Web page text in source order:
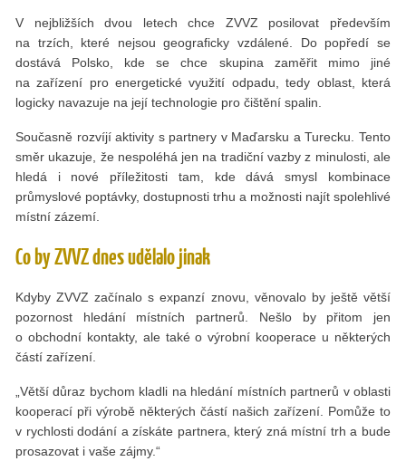
V nejbližších dvou letech chce ZVVZ posilovat především
na trzích, které nejsou geograficky vzdálené. Do popředí se
dostává Polsko, kde se chce skupina zaměřit mimo jiné
na zařízení pro energetické využití odpadu, tedy oblast, která
logicky navazuje na její technologie pro čištění spalin.
Současně rozvíjí aktivity s partnery v Maďarsku a Turecku. Tento
směr ukazuje, že nespoléhá jen na tradiční vazby z minulosti, ale
hledá i nové příležitosti tam, kde dává smysl kombinace
průmyslové poptávky, dostupnosti trhu a možnosti najít spolehlivé
místní zázemí.
Co by ZVVZ dnes udělalo jinak
Kdyby ZVVZ začínalo s expanzí znovu, věnovalo by ještě větší
pozornost hledání místních partnerů. Nešlo by přitom jen
o obchodní kontakty, ale také o výrobní kooperace u některých
částí zařízení.
„Větší důraz bychom kladli na hledání místních partnerů v oblasti
kooperací při výrobě některých částí našich zařízení. Pomůže to
v rychlosti dodání a získáte partnera, který zná místní trh a bude
prosazovat i vaše zájmy.“